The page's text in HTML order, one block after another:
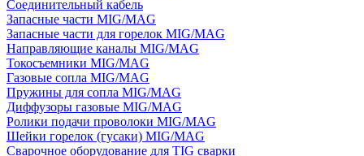
Соединительный кабель
Запасные части MIG/MAG
Запасные части для горелок MIG/MAG
Направляющие каналы MIG/MAG
Токосъемники MIG/MAG
Газовые сопла MIG/MAG
Пружины для сопла MIG/MAG
Диффузоры газовые MIG/MAG
Ролики подачи проволоки MIG/MAG
Шейки горелок (гусаки) MIG/MAG
Сварочное оборудование для TIG сварки